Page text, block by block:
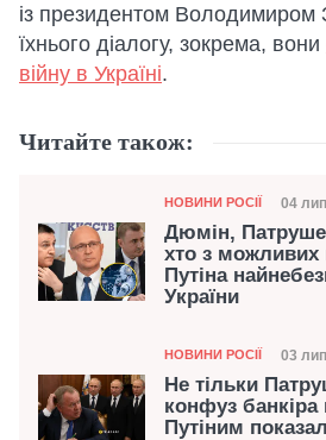
із президентом Володимиром
їхнього діалогу, зокрема, вони
війну в Україні.
Читайте також:
Категорія
НОВИНИ РОСІЇ 04
Дюмін,
хто з можливих
Путіна
України
Категорія
НОВИНИ РОСІЇ 03
Не тільки
конфуз банкіра
Путіним